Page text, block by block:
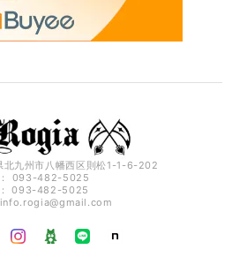
九州市八幡西区則松1-1-6-202
093-482-5025
： 093-482-5025
info.rogia@gmail.com